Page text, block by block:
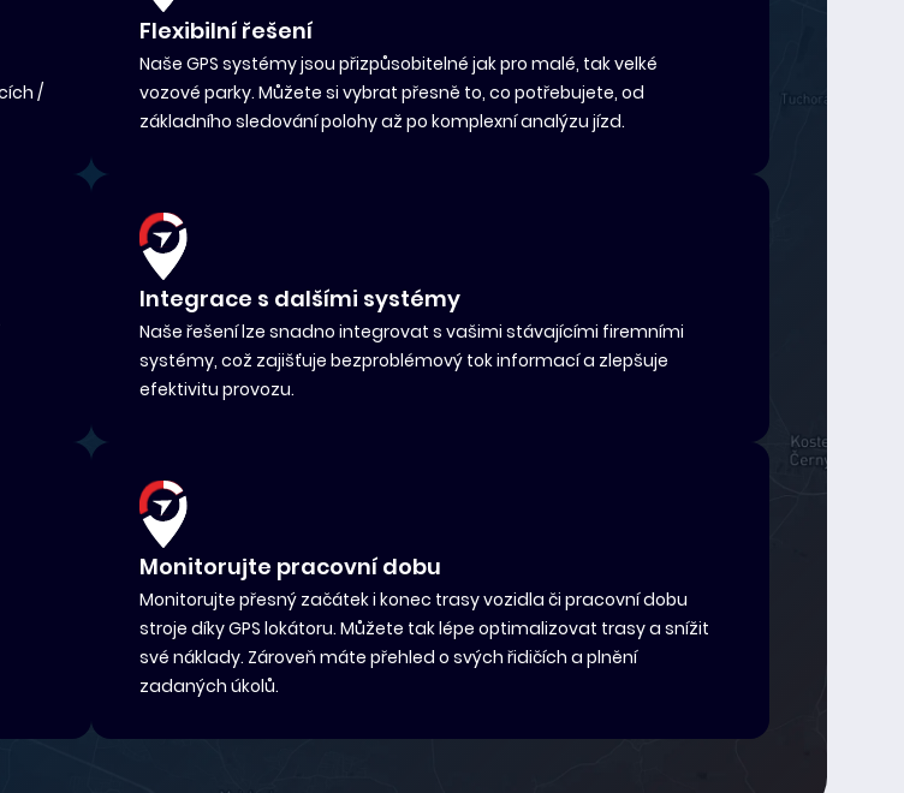
/
Flexibilní řešení
Naše GPS systémy jsou přizpůsobitelné jak pro malé, tak velké
vozové parky. Můžete si vybrat přesně to, co potřebujete, od
základního sledování polohy až po komplexní analýzu jízd.
Integrace s dalšími systémy
Naše řešení lze snadno integrovat s vašimi stávajícími firemními
systémy, což zajišťuje bezproblémový tok informací a zlepšuje
efektivitu provozu.
Monitorujte pracovní dobu
Monitorujte přesný začátek i konec trasy vozidla či pracovní dobu
stroje díky GPS lokátoru. Můžete tak lépe optimalizovat trasy a snížit
své náklady. Zároveň máte přehled o svých řidičích a plnění
zadaných úkolů.